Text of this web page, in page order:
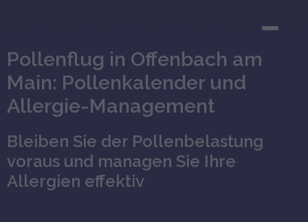
Pollenflug in Offenbach am
Main: Pollenkalender und
Allergie-Management
Bleiben Sie der Pollenbelastung
voraus und managen Sie Ihre
Allergien effektiv